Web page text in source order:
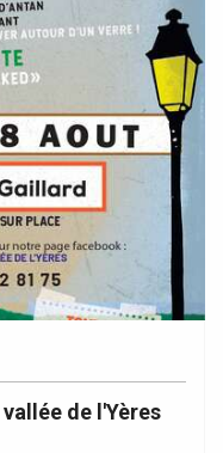
de l'Yères